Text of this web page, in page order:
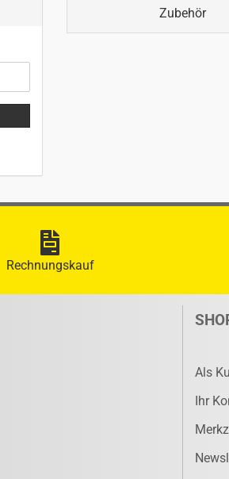
Zubehör
Rechnungskauf
Als
Ihr